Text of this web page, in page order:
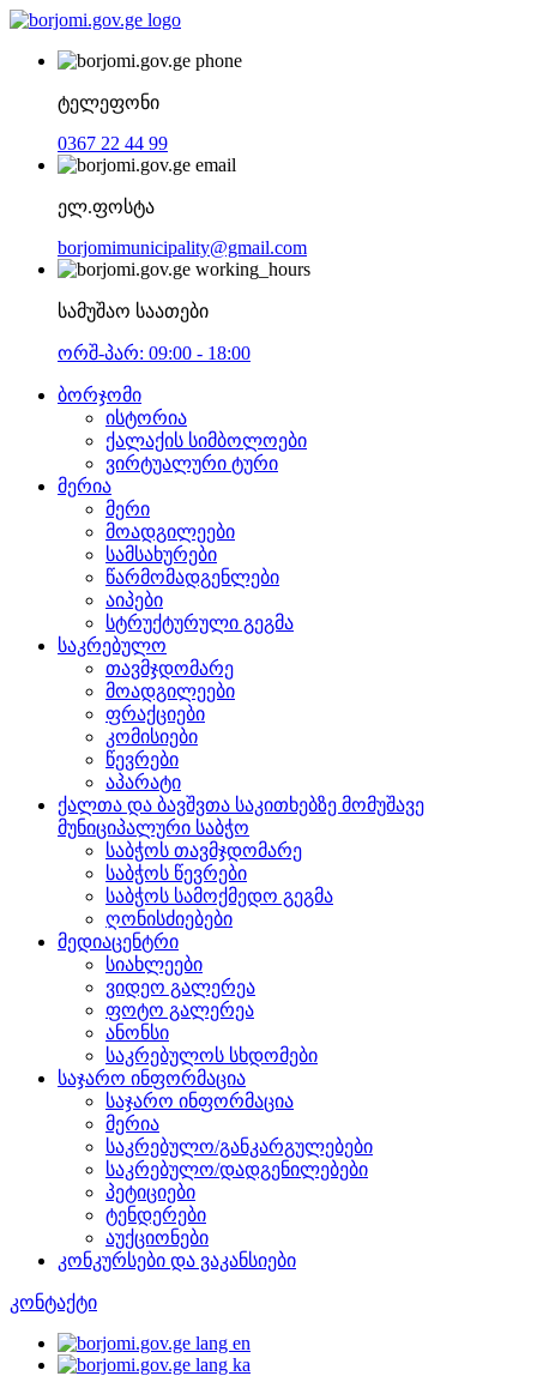
ტელეფონი
0367 22 44 99
ელ.ფოსტა
borjomimunicipality@gmail.com
სამუშაო საათები
ორშ-პარ: 09:00 - 18:00
ბორჯომი
ისტორია
ქალაქის სიმბოლოები
ვირტუალური ტური
მერია
მერი
მოადგილეები
სამსახურები
წარმომადგენლები
აიპები
სტრუქტურული გეგმა
საკრებულო
თავმჯდომარე
მოადგილეები
ფრაქციები
კომისიები
წევრები
აპარატი
ქალთა და ბავშვთა საკითხებზე მომუშავე
მუნიციპალური საბჭო
საბჭოს თავმჯდომარე
საბჭოს წევრები
საბჭოს სამოქმედო გეგმა
ღონისძიებები
მედიაცენტრი
სიახლეები
ვიდეო გალერეა
ფოტო გალერეა
ანონსი
საკრებულოს სხდომები
საჯარო ინფორმაცია
საჯარო ინფორმაცია
მერია
საკრებულო/განკარგულებები
საკრებულო/დადგენილებები
პეტიციები
ტენდერები
აუქციონები
კონკურსები და ვაკანსიები
კონტაქტი